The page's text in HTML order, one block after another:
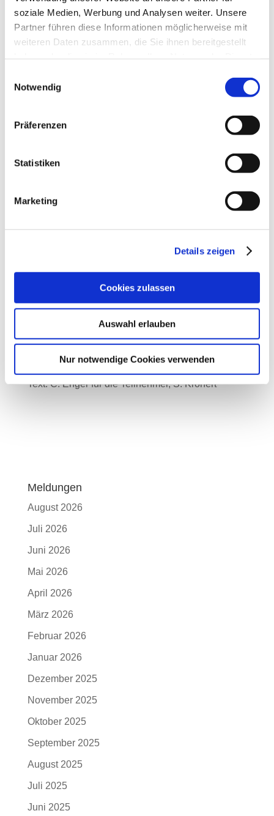
soziale Medien, Werbung und Analysen weiter. Unsere
Partner führen diese Informationen möglicherweise mit
weiteren Daten zusammen, die Sie ihnen bereitgestellt
Notwendig
Präferenzen
Statistiken
Marketing
Details zeigen
Cookies zulassen
Auswahl erlauben
Nur notwendige Cookies verwenden
Im Feld der Junioren, beim Finale des HGW-
Bundesnachwuchschampionates war unseren
Sachsen das Glück leider ebenfalls nicht holt.
Trotz souveräner Ritte fielen sowohl beim Anna
Stangen und ließen leider nur die Plätze 21
oder Kl. M. Jeder fuhr beeindruckt und mit jeder
mal in der Startliste hinter den Juniors der
Heereman, die die Turnierteilnehmer top
organisiert erwarteten und unter
Spitzenbedingungen die Ponys untergebracht
hatten, vor allem unserem Landestrainer Manfred
Kröber für die motivierenden Vorbereitungen vor
Text: C. Enger für die Teilnehmer, S. Krönert
Meldungen
August 2026
Juli 2026
Juni 2026
Mai 2026
April 2026
März 2026
Februar 2026
Januar 2026
Dezember 2025
November 2025
Oktober 2025
September 2025
August 2025
Juli 2025
Juni 2025